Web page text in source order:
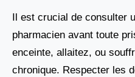
Il est crucial de consulter
pharmacien avant toute
enceinte, allaitez, ou
chronique. Respecter les